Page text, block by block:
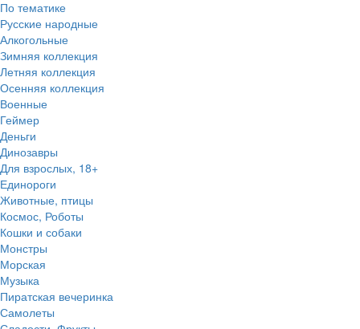
По тематике
Русские народные
Алкогольные
Зимняя коллекция
Летняя коллекция
Осенняя коллекция
Военные
Геймер
Деньги
Динозавры
Для взрослых, 18+
Единороги
Животные, птицы
Космос, Роботы
Кошки и собаки
Монстры
Морская
Музыка
Пиратская вечеринка
Самолеты